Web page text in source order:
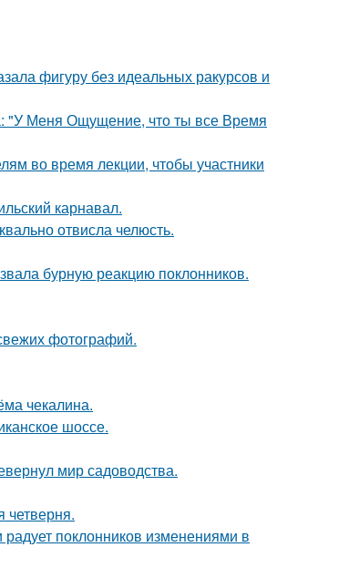
фигуру без идеальных ракурсов и
"У Меня Ощущение, что ты все Время
во время лекции, чтобы участники
карнавал.
отвисла челюсть.
бурную реакцию поклонников.
фотографий.
чекалина.
шоссе.
мир садоводства.
четверня.
поклонников изменениями в